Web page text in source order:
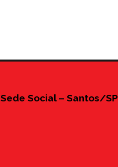
Sede Social – Santos/SP